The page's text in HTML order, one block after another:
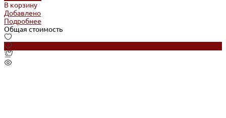
В корзину
Добавлено
Подробнее
Общая стоимость